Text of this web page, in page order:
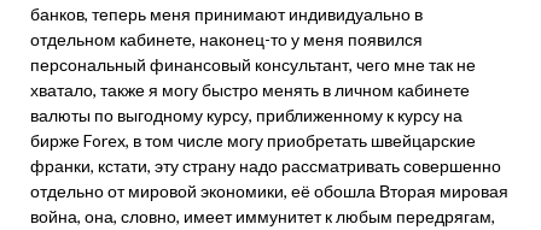
банков, теперь меня принимают индивидуально в
отдельном кабинете, наконец-то у меня появился
персональный финансовый консультант, чего мне так не
хватало, также я могу быстро менять в личном кабинете
валюты по выгодному курсу, приближенному к курсу на
бирже Forex, в том числе могу приобретать швейцарские
франки, кстати, эту страну надо рассматривать совершенно
отдельно от мировой экономики, её обошла Вторая мировая
война, она, словно, имеет иммунитет к любым передрягам,